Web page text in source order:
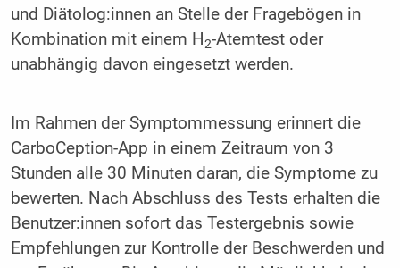
und Diätolog:innen an Stelle der Fragebögen in
Kombination mit einem H2-Atemtest oder
unabhängig davon eingesetzt werden.
Im Rahmen der Symptommessung erinnert die
CarboCeption-App in einem Zeitraum von 3
Stunden alle 30 Minuten daran, die Symptome zu
bewerten. Nach Abschluss des Tests erhalten die
Benutzer:innen sofort das Testergebnis sowie
Empfehlungen zur Kontrolle der Beschwerden und